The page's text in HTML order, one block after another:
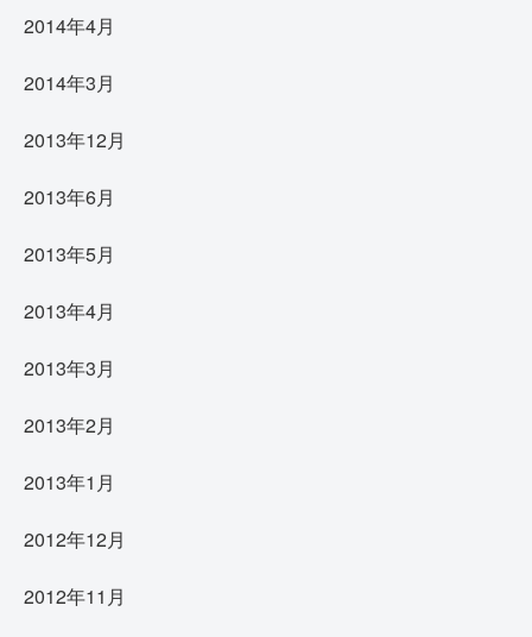
2014年4月
2014年3月
2013年12月
2013年6月
2013年5月
2013年4月
2013年3月
2013年2月
2013年1月
2012年12月
2012年11月